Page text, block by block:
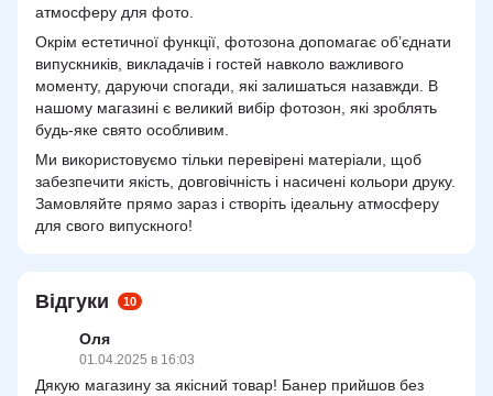
атмосферу для фото.
Окрім естетичної функції, фотозона допомагає об’єднати
випускників, викладачів і гостей навколо важливого
моменту, даруючи спогади, які залишаться назавжди. В
нашому магазині є великий вибір фотозон, які зроблять
будь-яке свято особливим.
Ми використовуємо тільки перевірені матеріали, щоб
забезпечити якість, довговічність і насичені кольори друку.
Замовляйте прямо зараз і створіть ідеальну атмосферу
для свого випускного!
Відгуки 10
Оля
01.04.2025 в 16:03
Дякую магазину за якісний товар! Банер прийшов без